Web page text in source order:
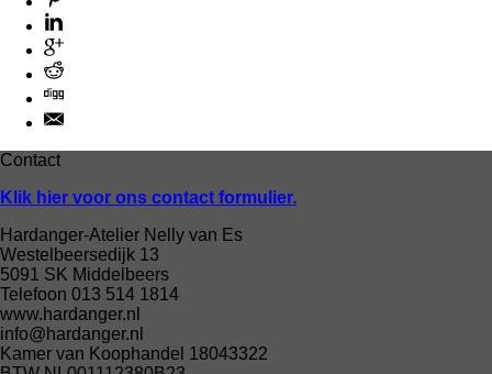
Contact
Klik hier voor ons contact formulier.
Hardanger-Atelier Nelly van Es
Westelbeersedijk 13
5091 SK Middelbeers
Telefoon 013 514 1814
www.hardanger.nl
info@hardanger.nl
Kamer van Koophandel 18043322